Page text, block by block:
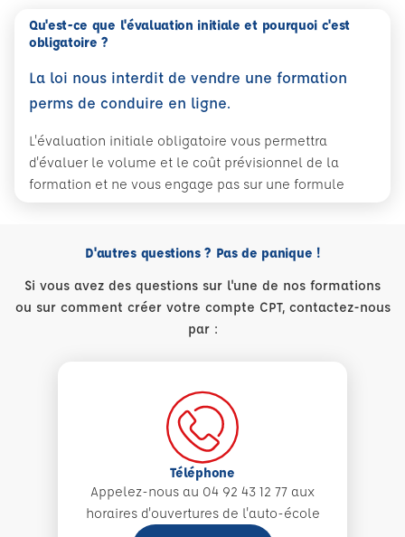
Qu'est-ce que l'évaluation initiale et pourquoi c'est
obligatoire ?
La loi nous interdit de vendre une formation
perms de conduire en ligne.
L'évaluation initiale obligatoire vous permettra
d'évaluer le volume et le coût prévisionnel de la
formation et ne vous engage pas sur une formule
D'autres questions ? Pas de panique !
Si vous avez des questions sur l'une de nos formations
ou sur comment créer votre compte CPT, contactez-nous
par :
Téléphone
Appelez-nous au 04 92 43 12 77 aux
horaires d'ouvertures de l'auto-école